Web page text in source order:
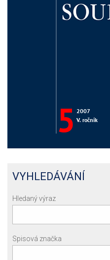
VYHLEDÁVÁNÍ
Hledaný výraz
Spisová značka